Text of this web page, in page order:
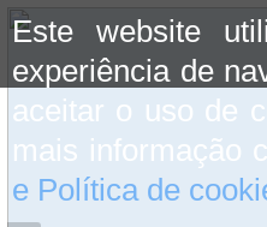
Este website
experiência de
aceitar o uso de
mais informação
e Política de